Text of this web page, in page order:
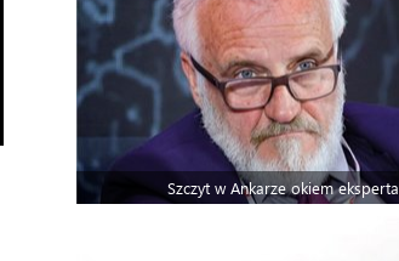
Szczyt w Ankarze okiem eksperta